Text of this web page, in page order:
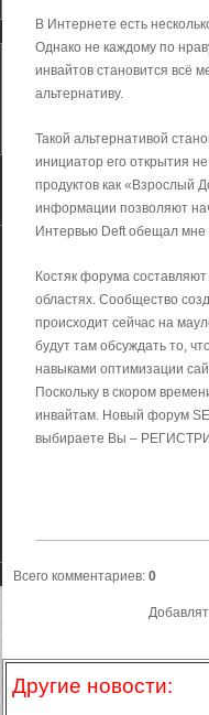
В Интернете есть
Однако не каждому по
инвайтов становится всё
альтернативу.
Такой альтернативой
инициатор его открытия
продуктов как «Взрослый
информации позволяют
Интервью Deft обещал мне
Костяк форума
областях. Сообщество
происходит сейчас на
будут там обсуждать то,
навыками оптимизации
Поскольку в скором
инвайтам. Новый форум
выбираете Вы –
Всего комментариев: 0
Другие новости: